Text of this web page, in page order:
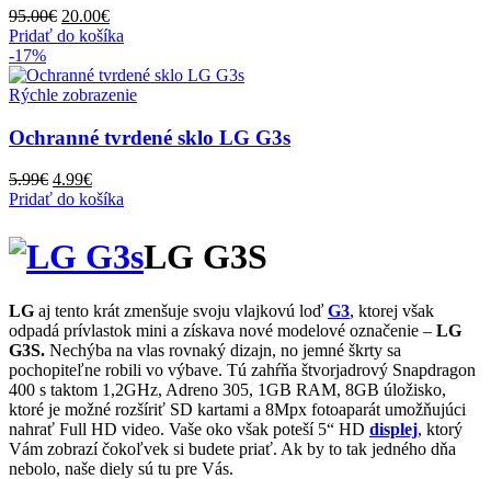
95.00€ Pôvodná
cena
95.00€.
20.00€Aktuálna
cena
20.00€.
Pridať do košíka
-17%
Rýchle zobrazenie
Ochranné tvrdené sklo LG G3s
5.99€ Pôvodná
cena
4.99€Aktuálna
cena
Pridať do košíka
LG G3S
LG aj tento krát zmenšuje svoju vlajkovú loď G3, ktorej však
odpadá prívlastok mini a získava nové modelové označenie – LG
G3S. Nechýba na vlas rovnaký dizajn, no jemné škrty sa
pochopiteľne robili vo výbave. Tú zahŕňa štvorjadrový Snapdragon
400 s taktom 1,2GHz, Adreno 305, 1GB RAM, 8GB úložisko,
ktoré je možné rozšíriť SD kartami a 8Mpx fotoaparát umožňujúci
nahrať Full HD video. Vaše oko však poteší 5“ HD displej, ktorý
Vám zobrazí čokoľvek si budete priať. Ak by to tak jedného dňa
nebolo, naše diely sú tu pre Vás.